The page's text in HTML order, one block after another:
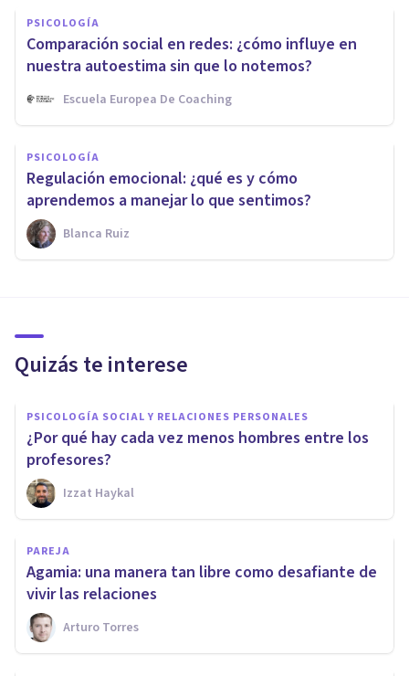
PSICOLOGÍA
Comparación social en redes: ¿cómo influye en
nuestra autoestima sin que lo notemos?
Escuela Europea De Coaching
PSICOLOGÍA
Regulación emocional: ¿qué es y cómo
aprendemos a manejar lo que sentimos?
Blanca Ruiz
Quizás te interese
PSICOLOGÍA SOCIAL Y RELACIONES PERSONALES
¿Por qué hay cada vez menos hombres entre los
profesores?
Izzat Haykal
PAREJA
Agamia: una manera tan libre como desafiante de
vivir las relaciones
Arturo Torres